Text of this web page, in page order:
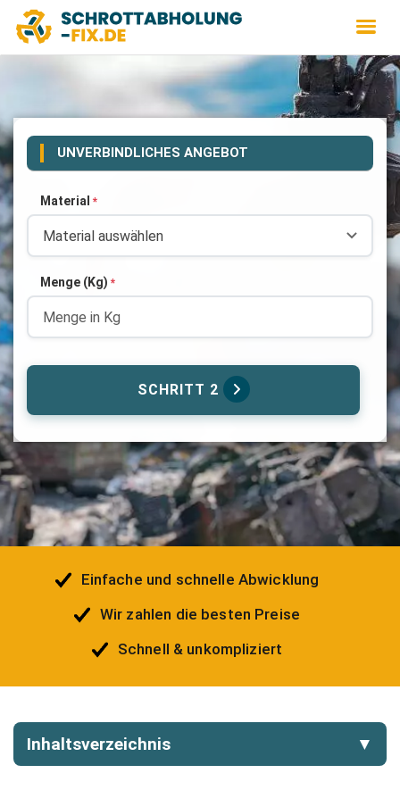
UNVERBINDLICHES ANGEBOT
Material *
Menge (Kg) *
SCHRITT 2
Einfache und schnelle Abwicklung
Wir zahlen die besten Preise
Schnell & unkompliziert
Inhaltsverzeichnis ▼